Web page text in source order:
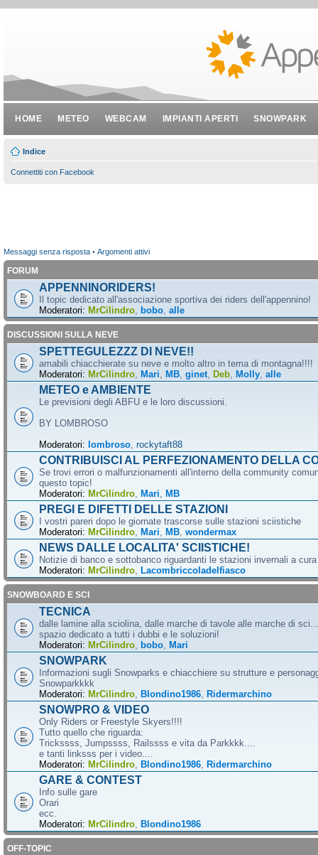
HOME METEO WEBCAM IMPIANTI APERTI SNOWPARK
Indice
Connettiti con Facebook
Messaggi senza risposta • Argomenti attivi
FORUM
APPENNINORIDERS!
Il topic dedicato all'associazione sportiva dei riders dell'appennino!
Moderatori: MrCilindro bobo alle
DISCUSSIONI SULLA NEVE
SPETTEGULEZZZ DI NEVE!!
amabili chiacchierate su neve e molto altro in tema di montagna!!!!
Moderatori: MrCilindro Mari MB ginet Deb Molly alle
METEO e AMBIENTE
Le previsioni degli ABFU e le loro discussioni.
BY LOMBROSO
Moderatori: lombroso rockytaft88
CONTRIBUISCI AL PERFEZIONAMENTO DELLA
Se trovi errori o malfunzionamenti all'interno della community
questo topic!
Moderatori: MrCilindro Mari MB
PREGI E DIFETTI DELLE STAZIONI
I vostri pareri dopo le giornate trascorse sulle stazioni sciistiche
Moderatori: MrCilindro Mari MB wondermax
NEWS DALLE LOCALITA' SCIISTICHE!
Notizie di banco e sottobanco riguardanti le stazioni invernali a
Moderatori: MrCilindro Lacombriccoladelfiasco
SNOWBOARD E SCI
TECNICA
dalle lamine alla sciolina, dalle marche di tavole alle marche di
spazio dedicato a tutti i dubbi e le soluzioni!
Moderatori: MrCilindro bobo Mari
SNOWPARK
Informazioni sugli Snowparks e chiacchiere su strutture e
Snowparkkkk
Moderatori: MrCilindro Blondino1986 Ridermarchino
SNOWPRO & VIDEO
Only Riders or Freestyle Skyers!!!!
Tutto quello che riguarda:
Trickssss, Jumpssss, Railssss e vita da Parkkkk....
e tanti linksss per i video....
Moderatori: MrCilindro Blondino1986 Ridermarchino
GARE & CONTEST
Info sulle gare
Orari
ecc.
Moderatori: MrCilindro Blondino1986
OFF-TOPIC